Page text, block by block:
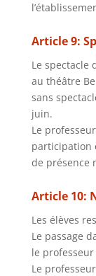
Article 9:
Le spectacle
au théâtre
sans
juin.
Le
participation
de présence
Article 10:
Les élèves
Le passage
le professeur
Le